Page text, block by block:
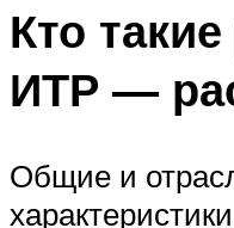
Кто
ИТР —
Общие и